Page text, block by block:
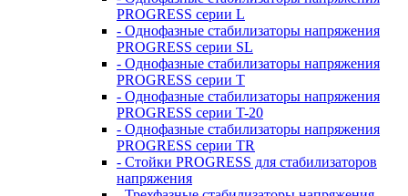
PROGRESS серии L
- Однофазные стабилизаторы напряжения
PROGRESS серии SL
- Однофазные стабилизаторы напряжения
PROGRESS серии T
- Однофазные стабилизаторы напряжения
PROGRESS серии T-20
- Однофазные стабилизаторы напряжения
PROGRESS серии TR
- Стойки PROGRESS для стабилизаторов
напряжения